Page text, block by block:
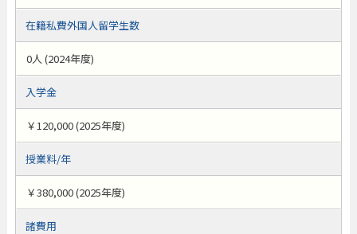
在籍私費外国人留学生数
0人 (2024年度)
入学金
￥120,000 (2025年度)
授業料/年
￥380,000 (2025年度)
諸費用